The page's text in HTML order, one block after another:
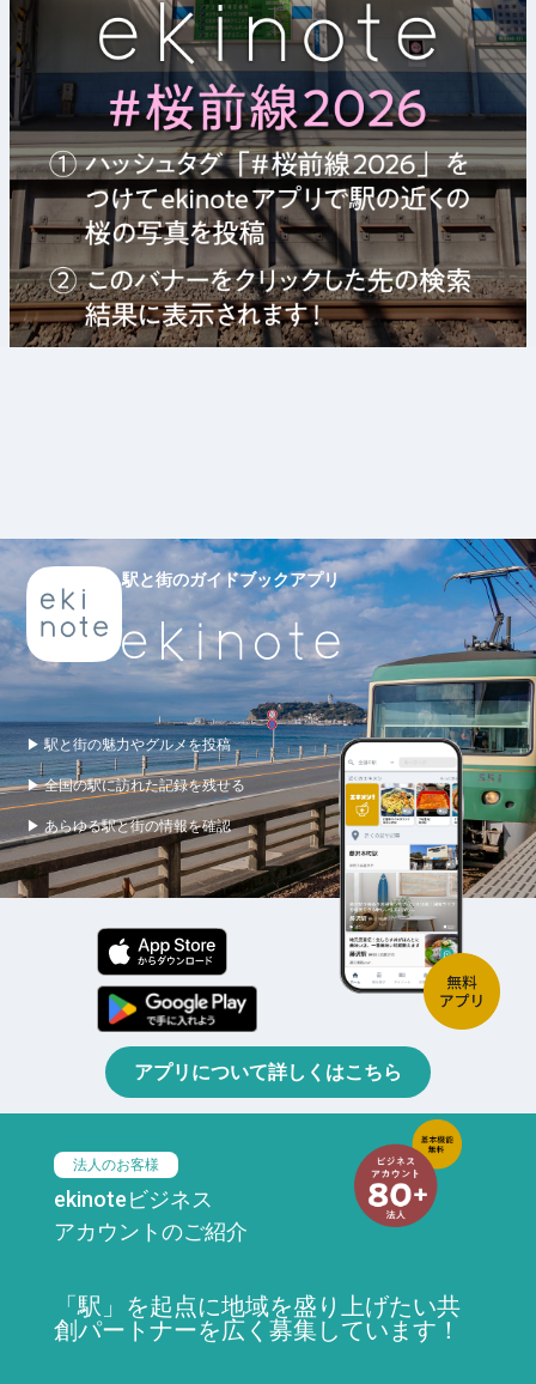
駅と街のガイドブックアプリ
▶ 駅と街の魅力やグルメを投稿
▶ 全国の駅に訪れた記録を残せる
▶ あらゆる駅と街の情報を確認
アプリについて詳しくはこちら
法人のお客様
ekinoteビジネス
アカウントのご紹介
「駅」を起点に地域を盛り上げたい共
創パートナーを広く募集しています！